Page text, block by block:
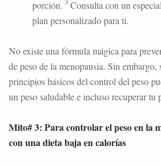
porción.
Consulta con un
plan personalizado para ti.
No existe una fórmula mágica para
de peso de la menopausia. Sin embargo,
principios básicos del control del peso
un peso saludable e incluso recuperar tu
Mito# 3: Para controlar el peso en la
con una dieta baja en calorías